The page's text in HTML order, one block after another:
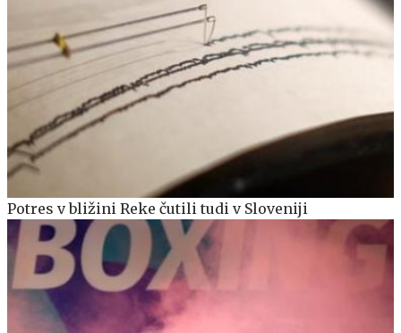
Potres v bližini Reke čutili tudi v Sloveniji